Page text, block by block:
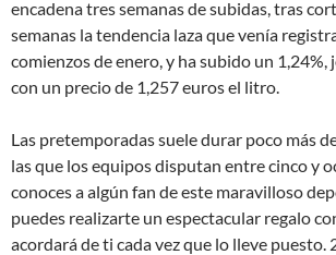
encadena tres semanas de subidas, tras
semanas la tendencia laza que venía
comienzos de enero, y ha subido un
con un precio de 1,257 euros el litro.
Las pretemporadas suele durar poco más
las que los equipos disputan entre cinco y
conoces a algún fan de este maravilloso
puedes realizarte un espectacular regalo
acordará de ti cada vez que lo lleve